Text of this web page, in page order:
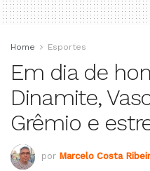
Home Esportes
Em dia de
Dinamite,
Grêmio e
por Marcelo Costa